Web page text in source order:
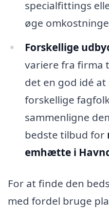
specialfittings
øge
Forskellige
variere fra firma
det en god idé
forskellige
sammenligne
bedste tilbud for
emhætte i
For at finde den
med fordel bruge